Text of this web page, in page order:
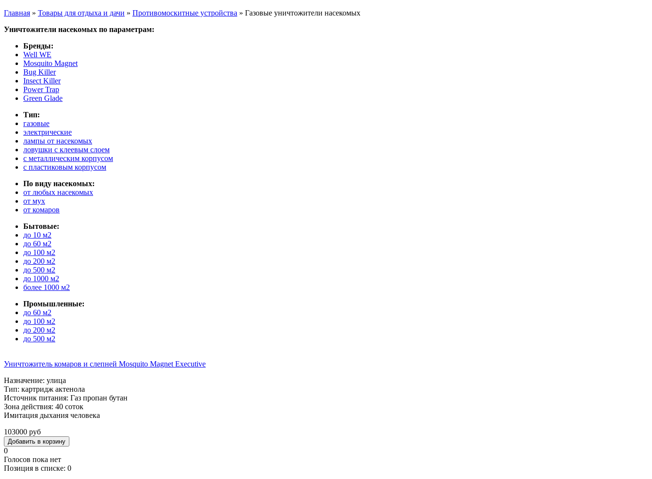
Вы здесь
Главная » Товары для отдыха и дачи » Противомоскитные устройства » Газовые уничтожители насекомых
Уничтожители насекомых по параметрам:
Бренды:
Well WE
Mosquito Magnet
Bug Killer
Insect Killer
Power Trap
Green Glade
Тип:
газовые
электрические
лампы от насекомых
ловушки с клеевым слоем
с металлическим корпусом
с пластиковым корпусом
По виду насекомых:
от любых насекомых
от мух
от комаров
Бытовые:
до 10 м2
до 60 м2
до 100 м2
до 200 м2
до 500 м2
до 1000 м2
более 1000 м2
Промышленные:
до 60 м2
до 100 м2
до 200 м2
до 500 м2
Уничтожитель комаров и слепней Mosquito Magnet Executive
Назначение: улица
Тип: картридж актенола
Источник питания: Газ пропан бутан
Зона действия: 40 соток
Имитация дыхания человека
103000 руб
0
Голосов пока нет
Позиция в списке: 0